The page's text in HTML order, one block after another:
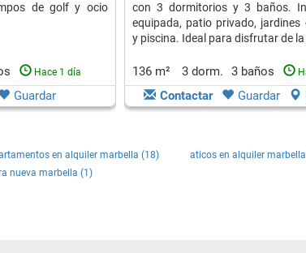
de golf y ocio
Hace 1 día
Guardar
con 3 dormitorios y 3 baños.
equipada, patio privado, jardines
y piscina. Ideal para disfrutar de
136 m² 3 dorm. 3 baños
Contactar Guardar
en alquiler marbella (18) aticos en alquiler
nueva marbella (1)